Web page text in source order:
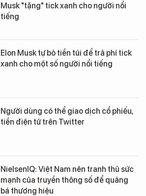
Musk "tặng" tick xanh cho người nổi
tiếng
Elon Musk tự bỏ tiền túi để trả phí tick
xanh cho một số người nổi tiếng
Người dùng có thể giao dịch cổ phiếu,
tiền điện tử trên Twitter
NielsenIQ: Việt Nam nên tranh thủ sức
mạnh của truyền thông số để quảng
bá thương hiệu